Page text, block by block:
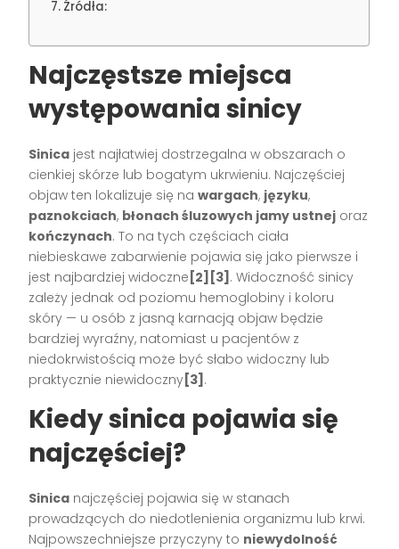
Źródła:
Najczęstsze miejsca
występowania sinicy
Sinica jest najłatwiej dostrzegalna w obszarach o
cienkiej skórze lub bogatym ukrwieniu. Najczęściej
objaw ten lokalizuje się nawargach, języku,
paznokciach, błonach śluzowych jamy ustnej oraz
kończynach. To na tych częściach ciała
niebieskawe zabarwienie pojawia się jako pierwsze i
jest najbardziej widoczne [2][3] . Widoczność sinicy
zależy jednak od poziomu hemoglobiny i koloru
skóry — u osób z jasną karnacją objaw będzie
bardziej wyraźny, natomiast u pacjentów z
niedokrwistością może być słabo widoczny lub
praktycznie niewidoczny [3] .
Kiedy sinica pojawia się
najczęściej?
Sinica najczęściej pojawia się w stanach
prowadzących do niedotlenienia organizmu lub krwi.
Najpowszechniejsze przyczyny to niewydolność